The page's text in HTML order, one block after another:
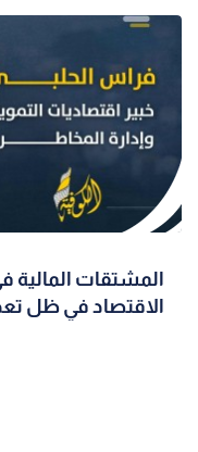
المشتقات
الاقتصاد في ظل